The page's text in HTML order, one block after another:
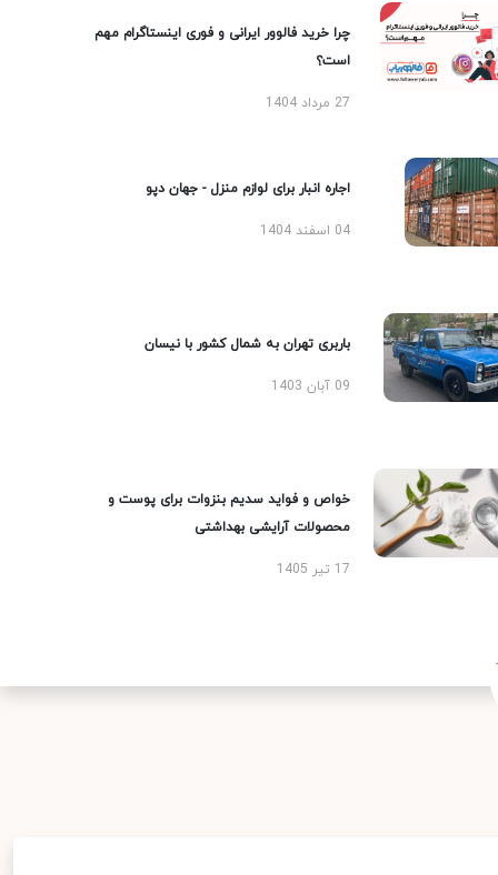
چرا خرید فالوور ایرانی و فوری اینستاگرام مهم
است؟
27 مرداد 1404
اجاره انبار برای لوازم منزل - جهان دپو
04 اسفند 1404
باربری تهران به شمال کشور با نیسان
09 آبان 1403
خواص و فواید سدیم بنزوات برای پوست و
محصولات آرایشی بهداشتی
17 تیر 1405